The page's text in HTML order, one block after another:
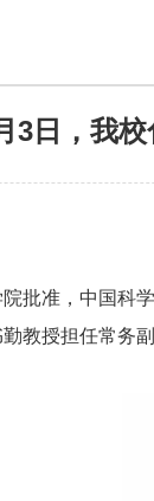
3日，我
批准，中国科
教授担任常务副